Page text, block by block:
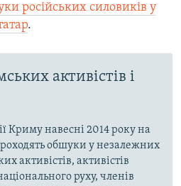
російських силовиків у
.
активістів і
Криму навесні 2014 року на
обшуки у незалежних
активістів, активістів
руху, членів